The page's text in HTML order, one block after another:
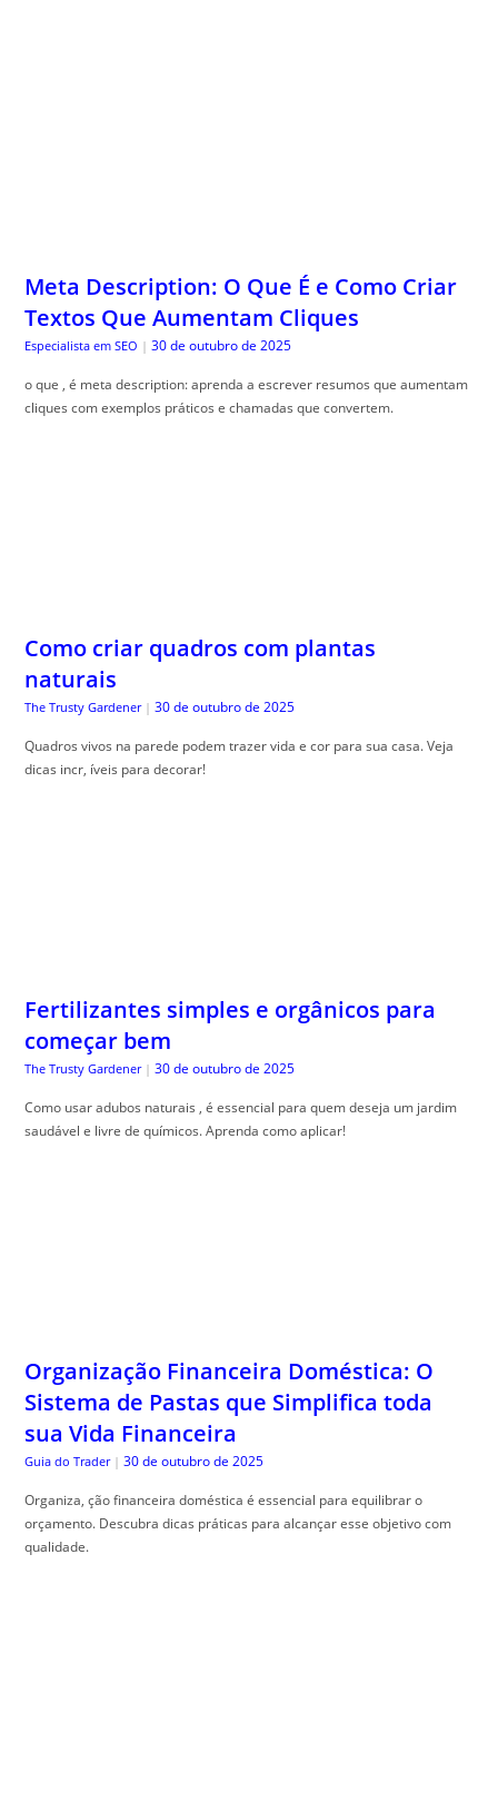
Meta Description: O Que É e Como Criar
Textos Que Aumentam Cliques
Especialista em SEO | 30 de outubro de 2025
o que , é meta description: aprenda a escrever resumos que aumentam
cliques com exemplos práticos e chamadas que convertem.
Como criar quadros com plantas
naturais
The Trusty Gardener | 30 de outubro de 2025
Quadros vivos na parede podem trazer vida e cor para sua casa. Veja
dicas incr, íveis para decorar!
Fertilizantes simples e orgânicos para
começar bem
The Trusty Gardener | 30 de outubro de 2025
Como usar adubos naturais , é essencial para quem deseja um jardim
saudável e livre de químicos. Aprenda como aplicar!
Organização Financeira Doméstica: O
Sistema de Pastas que Simplifica toda
sua Vida Financeira
Guia do Trader | 30 de outubro de 2025
Organiza, ção financeira doméstica é essencial para equilibrar o
orçamento. Descubra dicas práticas para alcançar esse objetivo com
qualidade.